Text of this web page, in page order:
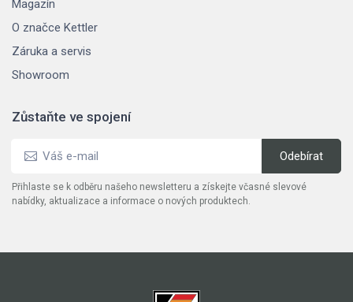
Magazín
O značce Kettler
Záruka a servis
Showroom
Zůstaňte ve spojení
Přihlaste se k odběru našeho newsletteru a získejte včasné slevové
nabídky, aktualizace a informace o nových produktech.